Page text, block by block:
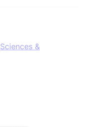
Sciences &